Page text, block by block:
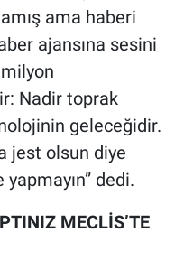
ama haberi
ajansına sesini
Nadir toprak
geleceğidir.
jest olsun diye
dedi.
MECLİS’TE